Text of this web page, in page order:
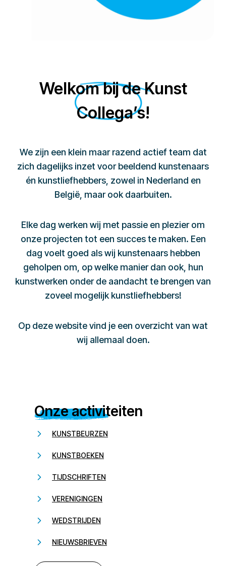
Welkom bij de Kunst
Collega’s!
We zijn een klein maar razend actief team dat
zich dagelijks inzet voor beeldend kunstenaars
én kunstliefhebbers, zowel in Nederland en
België, maar ook daarbuiten.
Elke dag werken wij met passie en plezier om
onze projecten tot een succes te maken. Een
dag voelt goed als wij kunstenaars hebben
geholpen om, op welke manier dan ook, hun
kunstwerken onder de aandacht te brengen van
zoveel mogelijk kunstliefhebbers!
Op deze website vind je een overzicht van wat
wij allemaal doen.
Onze activiteiten
KUNSTBEURZEN
KUNSTBOEKEN
TIJDSCHRIFTEN
VERENIGINGEN
WEDSTRIJDEN
NIEUWSBRIEVEN232323